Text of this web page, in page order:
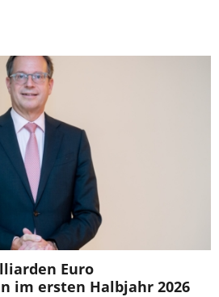
Euro
im ersten Halbjahr 2026